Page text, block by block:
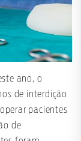
ano, o
de interdição
pacientes
de